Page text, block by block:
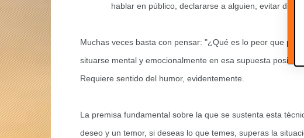
hablar en público, declararse a alguien, evitar
Muchas veces basta con pensar: "¿Qué es lo peor que
situarse mental y emocionalmente en esa supuesta
Requiere sentido del humor, evidentemente.
La premisa fundamental sobre la que se sustenta esta
deseo y un temor, si deseas lo que temes, superas la